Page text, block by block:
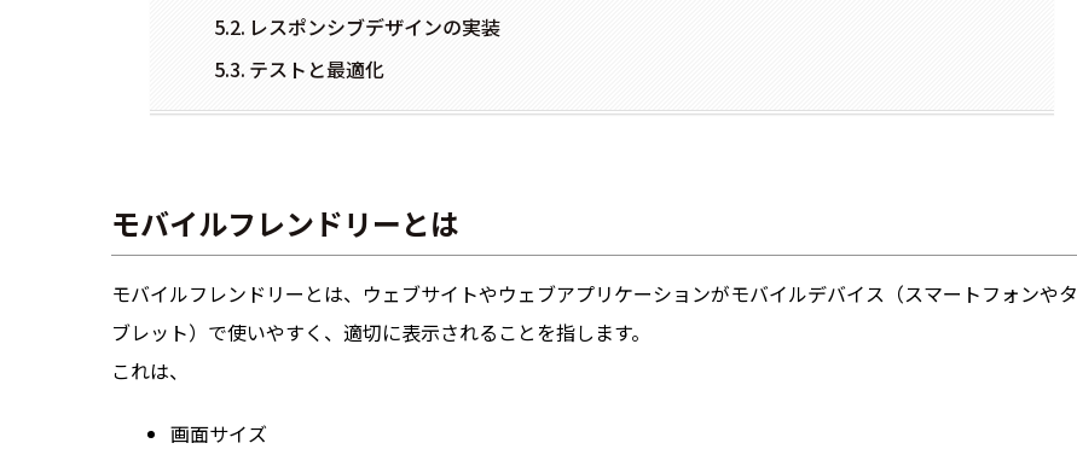
レスポンシブデザインの実装
テストと最適化
モバイルフレンドリーとは
モバイルフレンドリーとは、ウェブサイトやウェブアプリケーションがモバイルデバイス（スマートフォンやタ
ブレット）で使いやすく、適切に表示されることを指します。
これは、
画面サイズ